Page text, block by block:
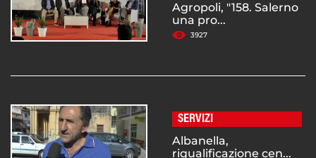
Agropoli, "158. Salerno
una pro...
3927
SERVIZI
Albanella,
riqualificazione cen...